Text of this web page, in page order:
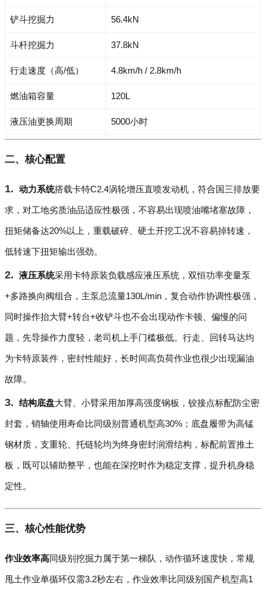
铲斗挖掘力 56.4kN
斗杆挖掘力 37.8kN
行走速度（高/低） 4.8km/h / 2.8km/h
燃油箱容量 120L
液压油更换周期 5000小时
二、核心配置
动力系统搭载卡特C2.4涡轮增压直喷发动机，符合国三排放要
求，对工地劣质油品适应性极强，不容易出现喷油嘴堵塞故障，
扭矩储备达20%以上，重载破碎、硬土开挖工况不容易掉转速，
低转速下扭矩输出强劲。
液压系统采用卡特原装负载感应液压系统，双恒功率变量泵
+多路换向阀组合，主泵总流量130L/min，复合动作协调性极强，
同时操作抬大臂+转台+收铲斗也不会出现动作卡顿、偏慢的问
题，先导操作力度轻，老司机上手门槛极低。行走、回转马达均
为卡特原装件，密封性能好，长时间高负荷作业也很少出现漏油
故障。
结构底盘大臂、小臂采用加厚高强度钢板，铰接点标配防尘密
封套，销轴使用寿命比同级别普通机型高30%；底盘履带为高锰
钢材质，支重轮、托链轮均为终身密封润滑结构，标配前置推土
板，既可以辅助整平，也能在深挖时作为稳定支撑，提升机身稳
定性。
三、核心性能优势
作业效率高同级别挖掘力属于第一梯队，动作循环速度快，常规
甩土作业单循环仅需3.2秒左右，作业效率比同级别国产机型高1